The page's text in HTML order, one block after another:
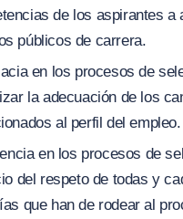
de los aspirantes a
públicos de carrera.
en los procesos de
la adecuación de los
al perfil del empleo.
en los procesos de
del respeto de todas y
que han de rodear al